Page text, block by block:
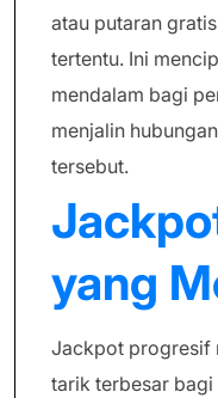
atau putaran
tertentu. Ini
mendalam bagi
menjalin
tersebut.
yang
Jackpot progresif
tarik terbesar